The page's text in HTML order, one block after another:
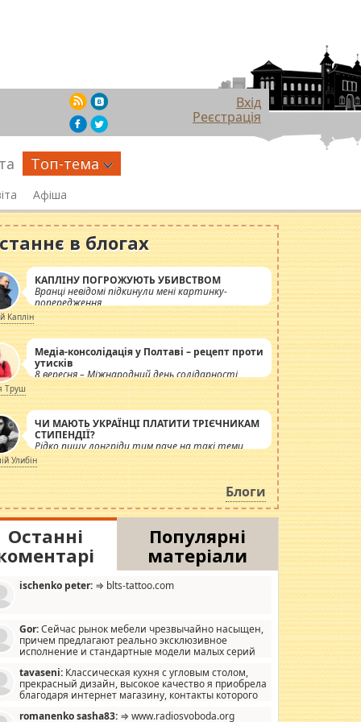
Вхід
Реєстрація
Топ-тема
Афіша
в блогах
КАПЛІНУ ПОГРОЖУЮТЬ УБИВСТВОМ
Вранці невідомі підкинули мені картинку-
попередження
Каплін
Медіа-консолідація у Полтаві – рецепт проти
утисків
8 вересня – Міжнародний день солідарності
журналістів.
Труш
ЧИ МАЮТЬ УКРАЇНЦІ ПЛАТИТИ ТРІЄЧНИКАМ
СТИПЕНДІЇ?
Рідко пишу лонгріди тим паче на такі теми,
але вже просто дістало! Обурюють сьогоднішні
інсенуації навколо стипендіального питання.
Штучно роздувається ще одна соціальна
катастрофа.
Улибін
Блоги
Останні
Популярні
матеріали
ischenko peter: ⇒ blts-tattoo.com
Gor:Сейчас рынок мебели чрезвычайно насыщен,
причем предлагают реально эксклюзивное
исполнение и стандартные модели малых серий
мало походит на стандартные формы, в MebelOk,
и что главное - со вкусом все в порядке,
ненужных наворотов удорожающих мебель, а это не
tavaseni: Классическая кухня с угловым столом,
прекрасный дизайн, высокое качество я приобрела
благодаря интернет магазину, контакты которого
romanenko sasha83: ⇒ www.radiosvoboda.org